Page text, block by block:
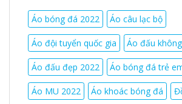
Áo bóng đá 2022 Áo câu lạc bộ
Áo đội tuyển quốc gia Áo đấu
Áo đấu đẹp 2022 Áo bóng đá trẻ
Áo MU 2022 Áo khoác bóng đá